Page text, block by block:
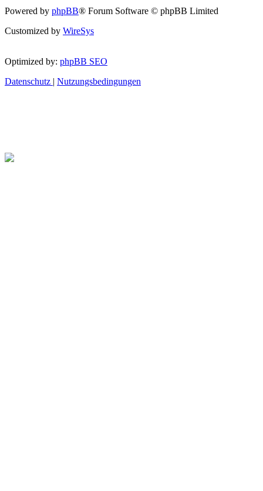
Powered by phpBB® Forum Software © phpBB Limited
Customized by WireSys
Optimized by: phpBB SEO
Datenschutz
Nutzungsbedingungen